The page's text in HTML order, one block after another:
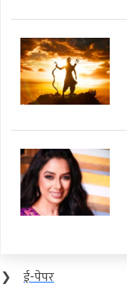
❯
ई-पेपर